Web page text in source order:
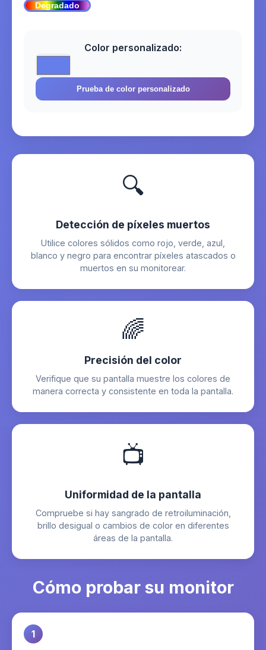
Degradado
Color personalizado:
Prueba de color personalizado
🔍
Detección de píxeles muertos
Utilice colores sólidos como rojo, verde, azul,
blanco y negro para encontrar píxeles atascados o
muertos en su monitorear.
🌈
Precisión del color
Verifique que su pantalla muestre los colores de
manera correcta y consistente en toda la pantalla.
📺
Uniformidad de la pantalla
Compruebe si hay sangrado de retroiluminación,
brillo desigual o cambios de color en diferentes
áreas de la pantalla.
Cómo probar su monitor
1